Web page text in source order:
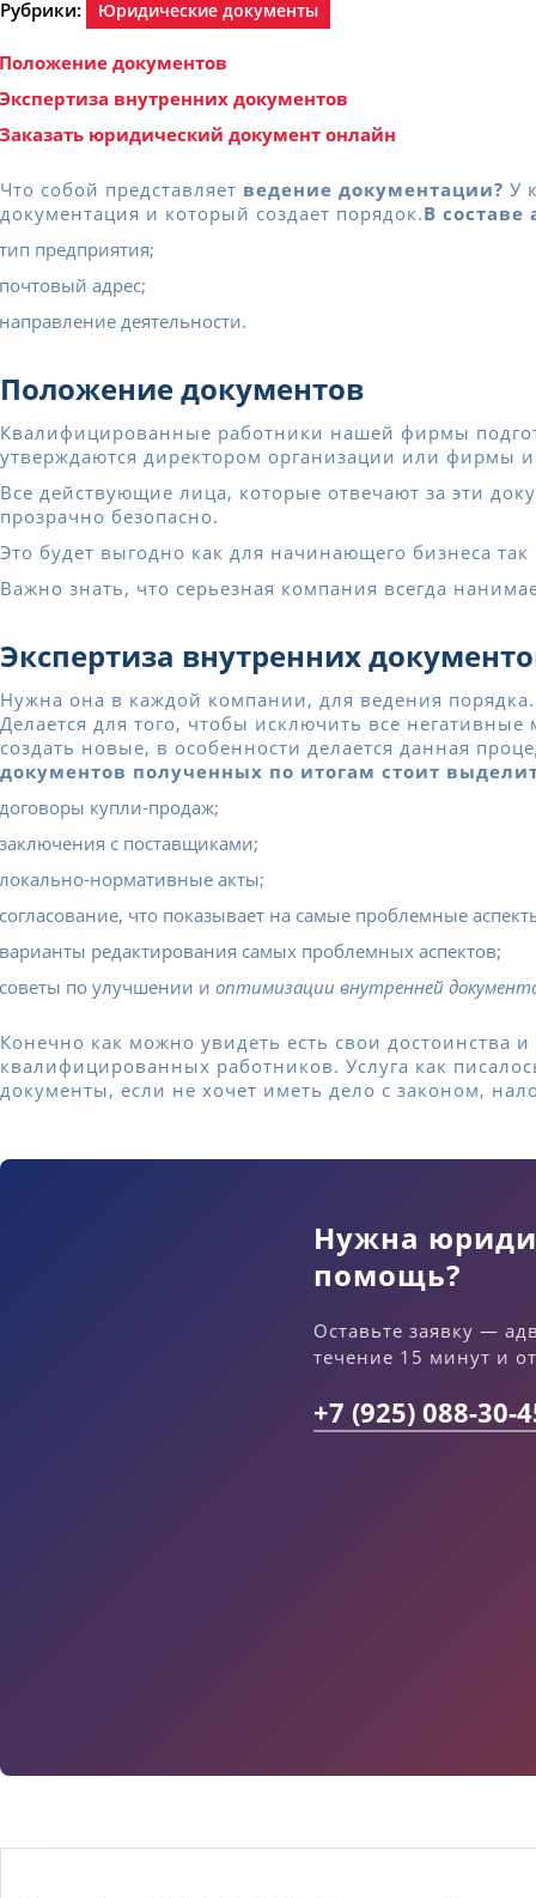
Рубрики: Юридические документы
Положение документов
Экспертиза внутренних документов
Заказать юридический документ онлайн
Что собой представляет ведение документации? У
документация и который создает порядок.В
тип предприятия;
почтовый адрес;
направление деятельности.
Положение документов
Квалифицированные работники нашей фирмы
утверждаются директором организации или фирмы
Все действующие лица, которые отвечают за эти
прозрачно безопасно.
Это будет выгодно как для начинающего бизнеса
Важно знать, что серьезная компания всегда
Экспертиза внутренних
Нужна она в каждой компании, для ведения
Делается для того, чтобы исключить все
создать новые, в особенности делается данная
документов полученных по итогам стоит
договоры купли-продаж;
заключения с поставщиками;
локально-нормативные акты;
согласование, что показывает на самые проблемные
варианты редактирования самых проблемных аспектов;
советы по улучшении и оптимизации внутренней
Конечно как можно увидеть есть свои достоинства
квалифицированных работников. Услуга как
документы, если не хочет иметь дело с законом,
Нужна
помощь?
Оставьте заявку —
течение 15 минут и
+7 (925) 088-30-